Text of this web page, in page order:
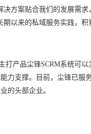
决方案贴合我们的发展需
以来的私域服务实践，
打产品尘锋SCRM系统可
力支撑。目前，尘锋已服
的头部企业。